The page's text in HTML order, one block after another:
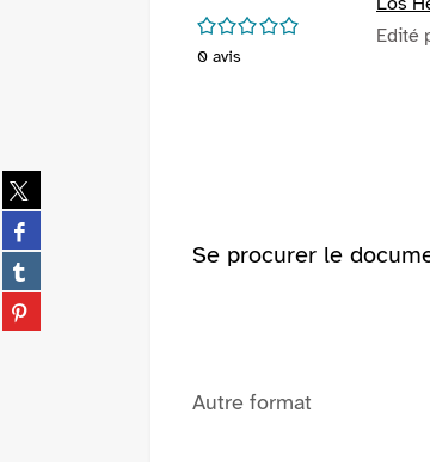
Partager
sur
twitter
(Nouvelle
fenêtre)
Partager
sur
facebook
(Nouvelle
fenêtre)
Partager
sur
tumblr
Partager
sur
/5
0 avis
Edité
Se procurer le
Autre format